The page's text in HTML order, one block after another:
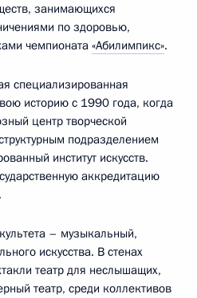
занимающихся
по здоровью,
чемпионата «Абилимпикс».
специализированная
историю с 1990 года, когда
центр творческой
подразделением
институт искусств.
аккредитацию
– музыкальный,
искусства. В стенах
театр для неслышащих,
театр, среди коллективов